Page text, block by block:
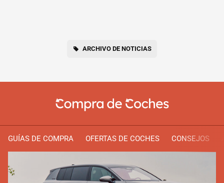
ARCHIVO DE NOTICIAS
GUÍAS DE COMPRA OFERTAS DE COCHES CONSEJOS